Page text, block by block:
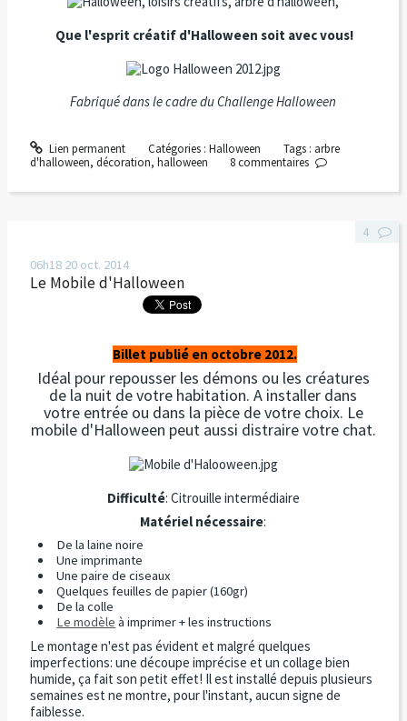
Que l'esprit créatif d'Halloween soit avec vous!
Fabriqué dans le cadre du Challenge Halloween
Lien permanent Catégories : Halloween Tags : arbre
d'halloween, décoration, halloween 8commentaires
06h18 20 oct. 2014
Le Mobile d'Halloween
Billet publié en octobre 2012.
Idéal pour repousser les démons ou les créatures
de la nuit de votre habitation. A installer dans
votre entrée ou dans la pièce de votre choix. Le
mobile d'Halloween peut aussi distraire votre chat.
Difficulté: Citrouille intermédiaire
Matériel nécessaire:
De la laine noire
Une imprimante
Une paire de ciseaux
Quelques feuilles de papier (160gr)
De la colle
Le modèle à imprimer + les instructions
Le montage n'est pas évident et malgré quelques
imperfections: une découpe imprécise et un collage bien
humide, ça fait son petit effet! Il est installé depuis plusieurs
semaines est ne montre, pour l'instant, aucun signe de
faiblesse.
4